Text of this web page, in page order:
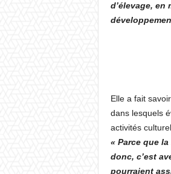
d’élevage, en
Elle a fait
dans lesquels
activités
« Parce que
donc, c’est
pourraient